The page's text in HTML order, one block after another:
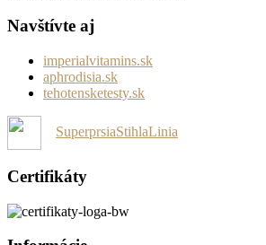
Navštívte aj
imperialvitamins.sk
aphrodisia.sk
tehotensketesty.sk
SuperprsiaStihlaLinia
Certifikáty